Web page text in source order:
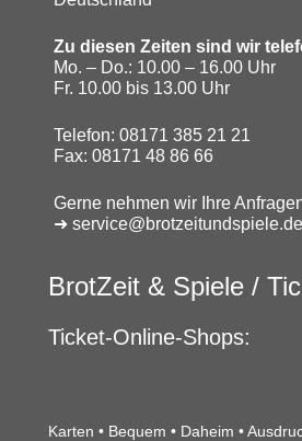
Zu diesen Zeiten sind wir
Mo. – Do.: 10.00 – 16.00 Uhr
Fr. 10.00 bis 13.00 Uhr
Telefon: 08171 385 21 21
Fax: 08171 48 86 66
Gerne nehmen wir Ihre
➜ service@brotzeitundspiele.de
BrotZeit & Spiele /
Ticket-Online-Shops:
Karten • Bequem • Daheim •